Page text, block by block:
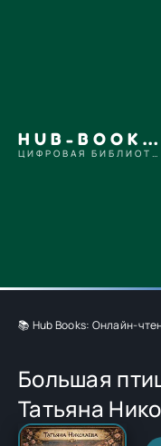
HUB-BOOKS.COM
ЦИФРОВАЯ БИБЛИОТЕКА
📚 Hub Books: Онлайн-
Большая
Татьяна